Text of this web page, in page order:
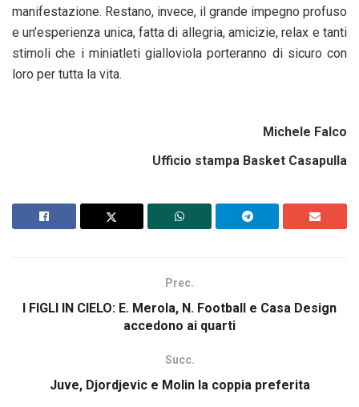
manifestazione. Restano, invece, il grande impegno profuso
e un’esperienza unica, fatta di allegria, amicizie, relax e tanti
stimoli che i miniatleti gialloviola porteranno di sicuro con
loro per tutta la vita.
Michele Falco
Ufficio stampa Basket Casapulla
Prec.
I FIGLI IN CIELO: E. Merola, N. Football e Casa Design
accedono ai quarti
Succ.
Juve, Djordjevic e Molin la coppia preferita